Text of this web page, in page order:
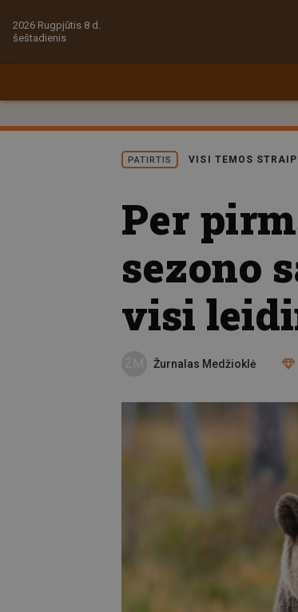
2026 Rugpjūtis 8 d.
šeštadienis
PATIRTIS VISI TEMOS
Per
sezono
visi
Žurnalas Medžioklė